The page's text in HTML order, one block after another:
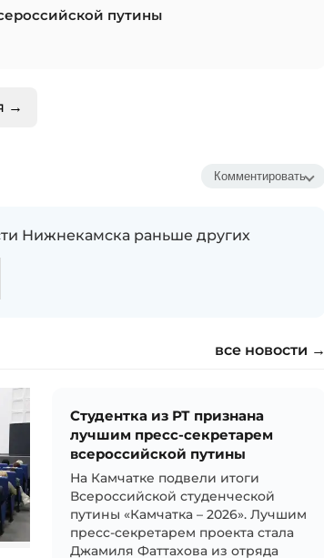
путины
→
Комментировать
Нижнекамска раньше других
все новости →
Студентка из РТ признана
лучшим пресс-секретарем
всероссийской путины
На Камчатке подвели итоги
Всероссийской студенческой
путины «Камчатка – 2026». Лучшим
пресс-секретарем проекта стала
Джамиля Фаттахова из отряда